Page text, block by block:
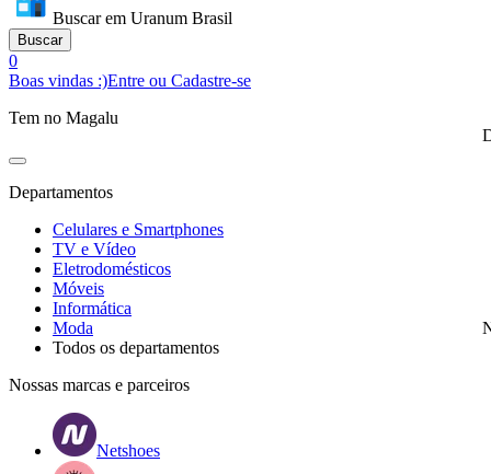
Buscar em Uranum Brasil
Buscar
0
Boas vindas :)Entre ou Cadastre-se
Tem no Magalu
Departamentos
Celulares e Smartphones
TV e Vídeo
Eletrodomésticos
Móveis
Informática
Moda
Todos os departamentos
Nossas marcas e parceiros
Netshoes